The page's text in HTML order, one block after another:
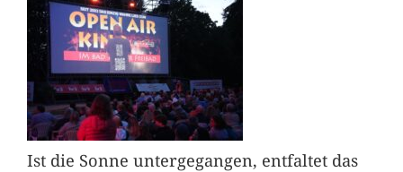
Ist die Sonne untergegangen, entfaltet das